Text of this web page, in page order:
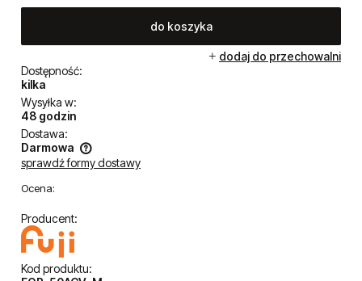
do koszyka
dodaj do przechowalni
Dostępność:
kilka
Wysyłka w:
48 godzin
Dostawa:
Darmowa
Cena nie zawiera ewentualnych kosztów płatności
sprawdź formy dostawy
Ocena:
Producent:
Kod produktu: